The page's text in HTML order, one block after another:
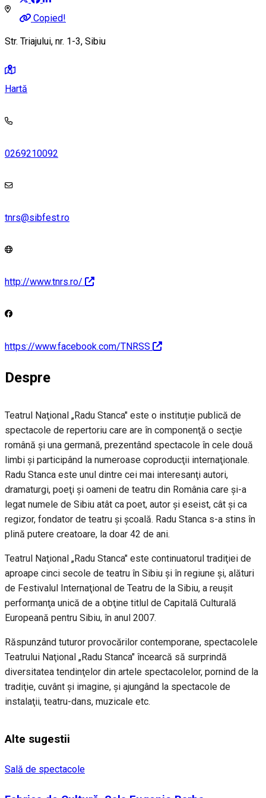
Copied!
Str. Triajului, nr. 1-3, Sibiu
Hartă
0269210092
tnrs@sibfest.ro
http://www.tnrs.ro/
https://www.facebook.com/TNRSS
Despre
Teatrul Naţional „Radu Stanca" este o instituție publică de
spectacole de repertoriu care are în componenţă o secţie
română şi una germană, prezentând spectacole în cele două
limbi şi participând la numeroase coproducţii internaţionale.
Radu Stanca este unul dintre cei mai interesanţi autori,
dramaturgi, poeţi şi oameni de teatru din România care şi-a
legat numele de Sibiu atât ca poet, autor şi eseist, cât şi ca
regizor, fondator de teatru şi şcoală. Radu Stanca s-a stins în
plină putere creatoare, la doar 42 de ani.
Teatrul Naţional „Radu Stanca" este continuatorul tradiţiei de
aproape cinci secole de teatru în Sibiu şi în regiune şi, alături
de Festivalul Internaţional de Teatru de la Sibiu, a reuşit
performanţa unică de a obţine titlul de Capitală Culturală
Europeană pentru Sibiu, în anul 2007.
Răspunzând tuturor provocărilor contemporane, spectacolele
Teatrului Naţional „Radu Stanca" încearcă să surprindă
diversitatea tendinţelor din artele spectacolelor, pornind de la
tradiţie, cuvânt şi imagine, şi ajungând la spectacole de
instalaţii, teatru-dans, muzicale etc.
Alte sugestii
Sală de spectacole